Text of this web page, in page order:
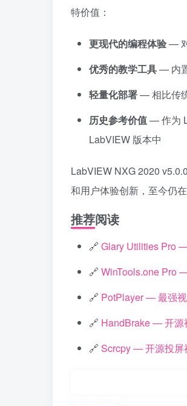
特价值：
更现代的编程体验—
优秀的教学工具— 内
轻量化部署— 相比传
历史参考价值— 作为
LabVIEW 版本中
LabVIEW NXG 2020
和用户体验创新，至今仍
推荐阅读
🔗 Glary Utilities Pro
🔗 WinTools.one Pro
🔗 PotPlayer — 最强
🔗 HandBrake — 开源
🔗 Scrcpy — 开源投屏